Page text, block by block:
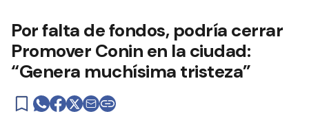
Por falta de fondos, podría cerrar
Promover Conin en la ciudad:
“Genera muchísima tristeza”